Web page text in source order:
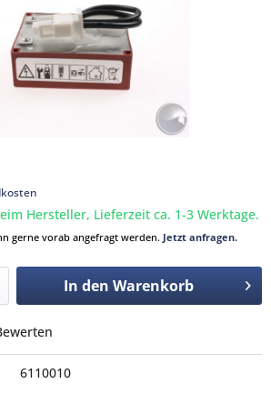
Hersteller, Lieferzeit ca. 1-3 Werktage.
gerne vorab angefragt werden. Jetzt anfragen.
In den Warenkorb
6110010